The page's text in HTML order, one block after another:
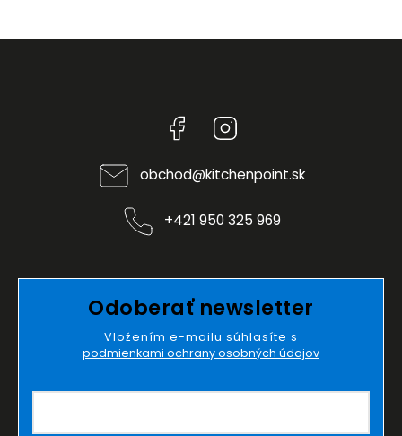
Facebook
obchod@kitchenpoint.sk
+421 950 325 969
Odoberať newsletter
Vložením e-mailu súhlasíte s
podmienkami ochrany osobných údajov